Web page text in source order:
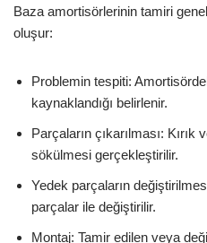
Baza amortisörlerinin tamiri
oluşur:
Problemin tespiti:
kaynaklandığı belirlenir.
Parçaların çıkarılması: Kırık
sökülmesi gerçekleştirilir.
Yedek parçaların
parçalar ile değiştirilir.
Montaj: Tamir edilen veya